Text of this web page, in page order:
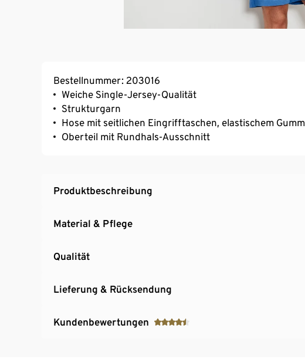
Bestellnummer: 203016
Weiche Single-Jersey-Qualität
Strukturgarn
Hose mit seitlichen Eingrifftaschen, elastischem
Oberteil mit Rundhals-Ausschnitt
Produktbeschreibung
Material & Pflege
Qualität
Lieferung & Rücksendung
Kundenbewertungen